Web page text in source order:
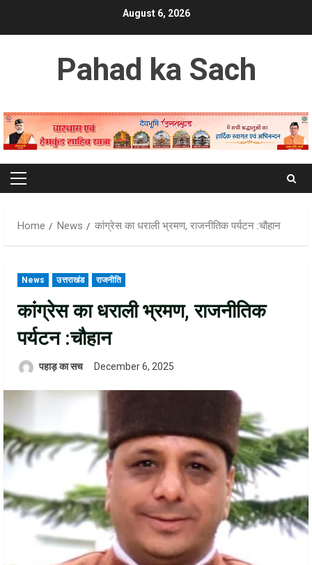
August 6, 2026
Pahad ka Sach
Primary
Home
News कांग्रेस का धराली भ्रमण, राजनीतिक पर्यटन :चौहान
News उत्तराखंड राजनीति
कांग्रेस का धराली भ्रमण, राजनीतिक
पर्यटन :चौहान
पहाड़ का सच December 6, 2025